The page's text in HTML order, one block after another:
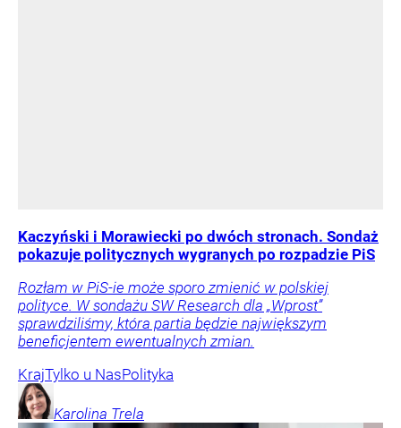
Kaczyński i Morawiecki po dwóch stronach. Sondaż
pokazuje politycznych wygranych po rozpadzie PiS
Rozłam w PiS-ie może sporo zmienić w polskiej
polityce. W sondażu SW Research dla „Wprost”
sprawdziliśmy, która partia będzie największym
beneficjentem ewentualnych zmian.
KrajTylko u NasPolityka
Karolina Trela